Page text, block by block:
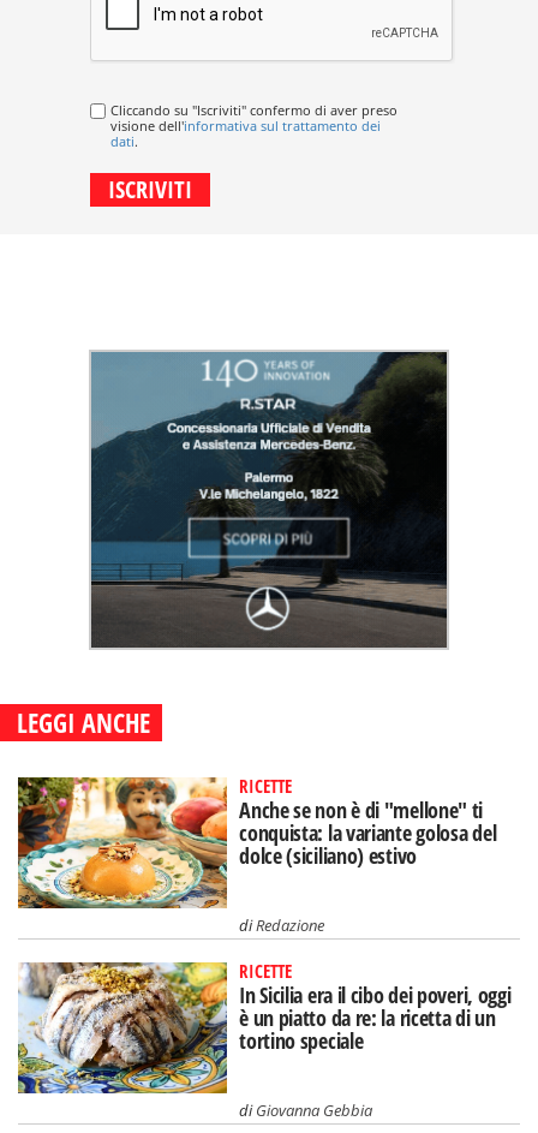
Cliccando su "Iscriviti" confermo di aver preso
visione dell'informativa sul trattamento dei
dati.
LEGGI ANCHE
RICETTE
Anche se non è di "mellone" ti
conquista: la variante golosa del
dolce (siciliano) estivo
diRedazione
RICETTE
In Sicilia era il cibo dei poveri, oggi
è un piatto da re: la ricetta di un
tortino speciale
diGiovanna Gebbia